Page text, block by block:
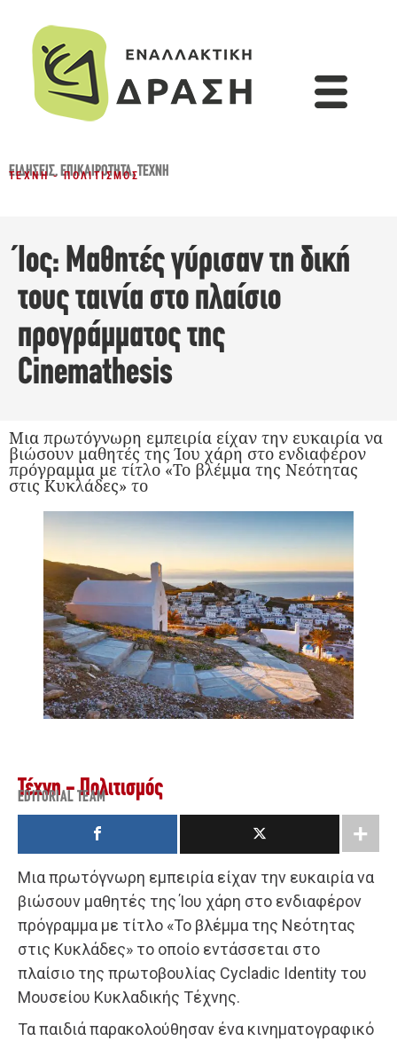
ΕΙΔΉΣΕΙΣ,ΕΠΙΚΑΙΡΌΤΗΤΑ,ΤΈΧΝΗ
ΤΈΧΝΗ - ΠΟΛΙΤΙΣΜΌΣ
Ίος: Μαθητές γύρισαν τη δική
τους ταινία στο πλαίσιο
προγράμματος της
Cinemathesis
Μια πρωτόγνωρη εμπειρία είχαν την ευκαιρία να
βιώσουν μαθητές της Ίου χάρη στο ενδιαφέρον
πρόγραμμα με τίτλο «Το βλέμμα της Νεότητας
στις Κυκλάδες» το
Τέχνη - Πολιτισμός
EDITORIAL TEAM
Μια πρωτόγνωρη εμπειρία είχαν την ευκαιρία να
βιώσουν μαθητές της Ίου χάρη στο ενδιαφέρον
πρόγραμμα με τίτλο «Το βλέμμα της Νεότητας
στις Κυκλάδες» το οποίο εντάσσεται στο
πλαίσιο της πρωτοβουλίας Cycladic Identity του
Μουσείου Κυκλαδικής Τέχνης.
Τα παιδιά παρακολούθησαν ένα κινηματογραφικό